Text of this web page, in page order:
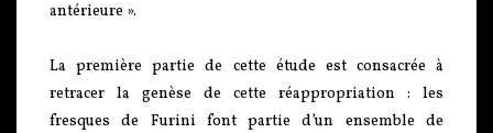
antérieure ».
La première partie de cette étude est consacrée à
retracer la genèse de cette réappropriation : les
fresques de Furini font partie d’un ensemble de